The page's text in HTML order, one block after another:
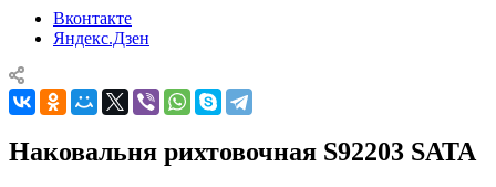
Вконтакте
Яндекс.Дзен
Наковальня рихтовочная S92203 SATA